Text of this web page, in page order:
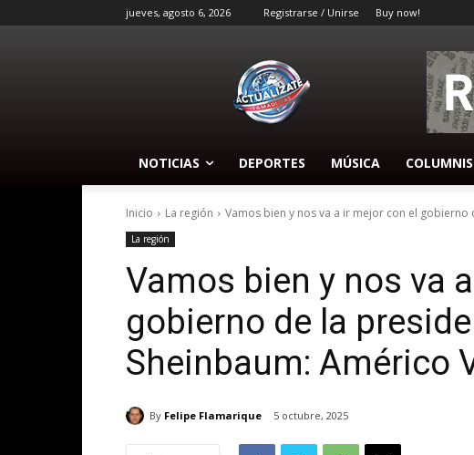
jueves, agosto 6, 2026 Registrarse / Unirse Buy now!
NOTICIAS DEPORTES MÚSICA
Inicio La región Vamos bien y nos va a ir mejor con el gobierno
La región
Vamos bien y nos va
gobierno de la
Sheinbaum: Américo
By Felipe Flamarique 5 octubre, 2025